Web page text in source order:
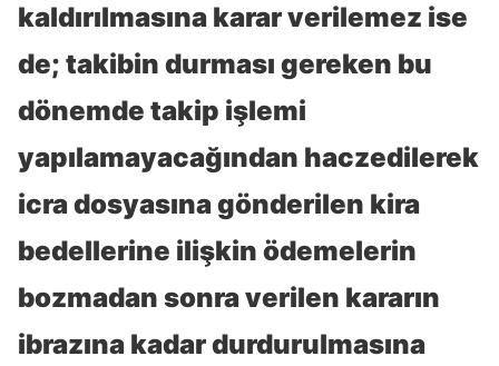
kaldırılmasına karar verilemez ise
de; takibin durması gereken bu
dönemde takip işlemi
yapılamayacağından haczedilerek
icra dosyasına gönderilen kira
bedellerine ilişkin ödemelerin
bozmadan sonra verilen kararın
ibrazına kadar durdurulmasına